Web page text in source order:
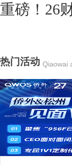
重磅！26
热门活动 Qiaowai